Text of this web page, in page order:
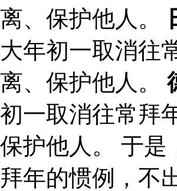
离、保护他人。
大年初一取消往
离、保护他人。
初一取消往常拜
保护他人。 于是
拜年的惯例，不